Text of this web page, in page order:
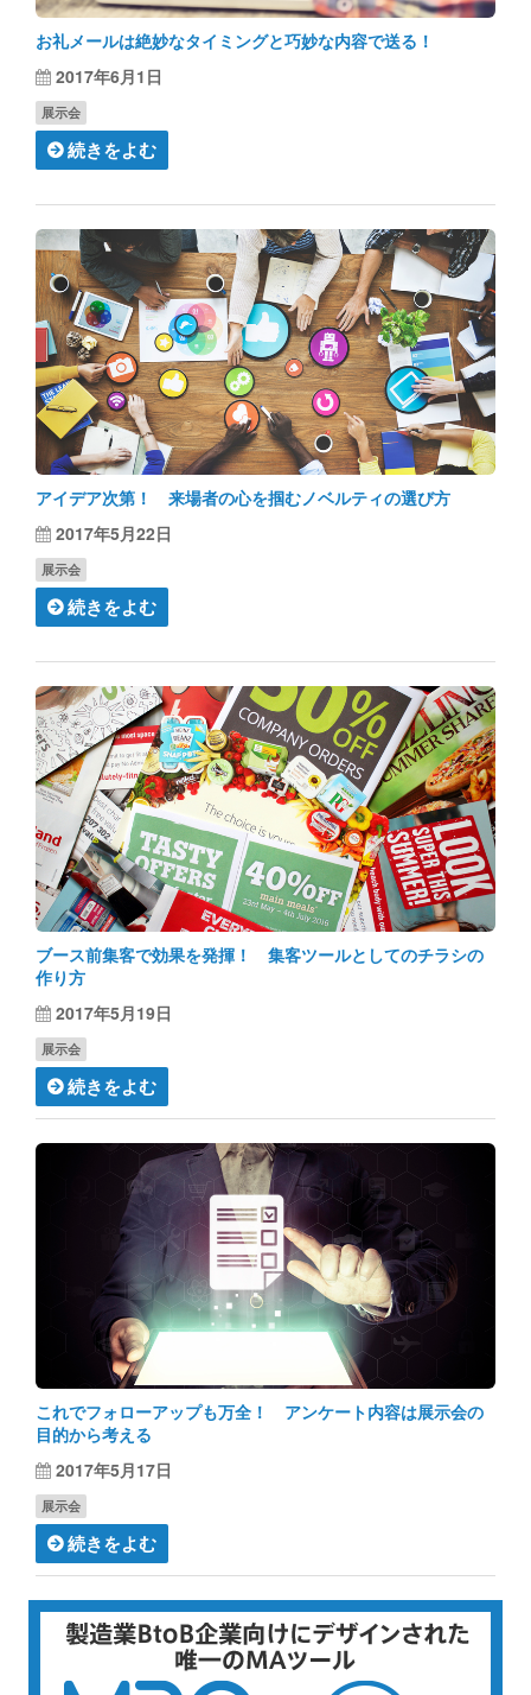
お礼メールは絶妙なタイミングと巧妙な内容で送る！
2017年6月1日
展示会
続きをよむ
アイデア次第！ 来場者の心を掴むノベルティの選び方
2017年5月22日
展示会
続きをよむ
ブース前集客で効果を発揮！ 集客ツールとしてのチラシの
作り方
2017年5月19日
展示会
続きをよむ
これでフォローアップも万全！ アンケート内容は展示会の
目的から考える
2017年5月17日
展示会
続きをよむ